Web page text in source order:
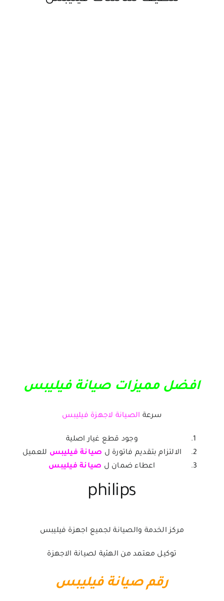
افضل مميزات صيانة فيليبس
سرعة الصيانة لاجهزة فيليبس
وجود قطع غيار اصلية
الالتزام بتقديم فاتورة ل صيانة فيليبس للعميل
اعطاء ضمان ل صيانة فيليبس
philips
مركز الخدمة والصيانة لجميع اجهزة فيليبس
توكيل معتمد من الهئية لصيانة الاجهزة
رقم صيانة فيليبس